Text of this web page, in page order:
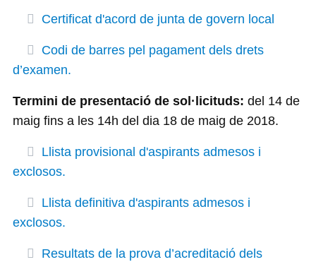
Certificat d'acord de junta de govern local
Codi de barres pel pagament dels drets
d’examen.
Termini de presentació de sol·licituds: del 14 de
maig fins a les 14h del dia 18 de maig de 2018.
Llista provisional d'aspirants admesos i
exclosos.
Llista definitiva d'aspirants admesos i
exclosos.
Resultats de la prova d’acreditació dels